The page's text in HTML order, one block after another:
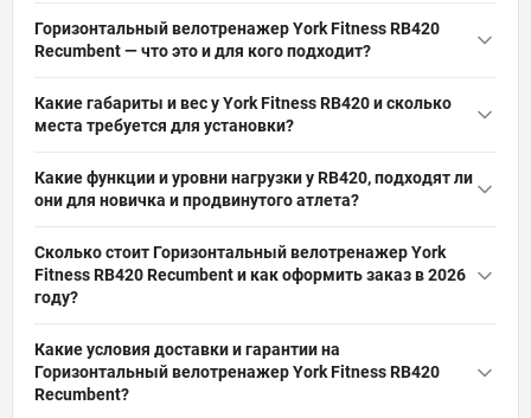
Горизонтальный велотренажер York Fitness RB420
Recumbent — что это и для кого подходит?
это домашний горизонтальный тренажер с электромагнитной
для похудения, кардиотренировок и реабилитации. Подходит
для пользователей любого уровня подготовки, максимальная
Какие габариты и вес у York Fitness RB420 и сколько
места требуется для установки?
высоту 125 см; вес устройства составляет 50 кг. Для
вокруг тренажера для доступа и вентиляции, а
транспортировочные ролики облегчат перестановку.
Какие функции и уровни нагрузки у RB420, подходят ли
они для новичка и продвинутого атлета?
программами, LCD‑дисплеем, измерением пульса и
показаниями времени/скорости/калорий/ватт. Подходит и
широкая шкала сопротивления и программы для интенсивной
кардиотренировки.
Сколько стоит Горизонтальный велотренажер York
Fitness RB420 Recumbent и как оформить заказ в 2026
году?
велотренажер York Fitness RB420 Recumbent (Артикул:
00014961531213) от бренда York Fitness составляет 38 888 грн
Какие условия доставки и гарантии на
Горизонтальный велотренажер York Fitness RB420
Recumbent?